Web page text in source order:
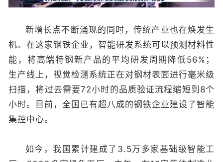
新增长点不断涌现的同时，传统产业也在焕发生
机。在这家钢铁企业，智能研发系统可以预测材料性
能，将高端特钢新产品的平均研发周期降低56%；
生产线上，视觉检测系统正在对钢材表面进行毫米级
扫描，将过去需要72小时的品质验证流程缩短到8个
小时。目前，全国已有超八成的钢铁企业建设了智能
集控中心。
如今，我国累计建成了3.5万多家基础级智能工